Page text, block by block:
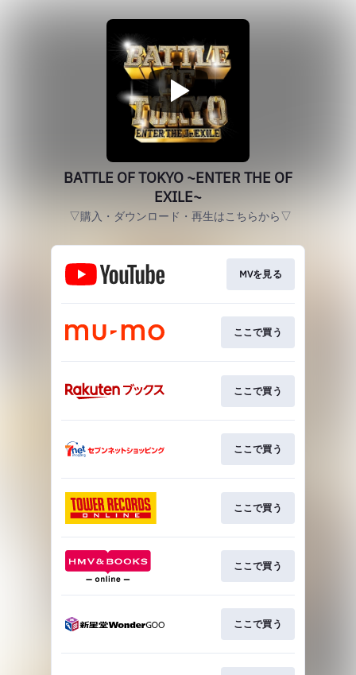
BATTLE OF TOKYO ~ENTER THE OF
EXILE~
▽購入・ダウンロード・再生はこちらから▽
MVを見る
ここで買う
ここで買う
ここで買う
ここで買う
ここで買う
ここで買う